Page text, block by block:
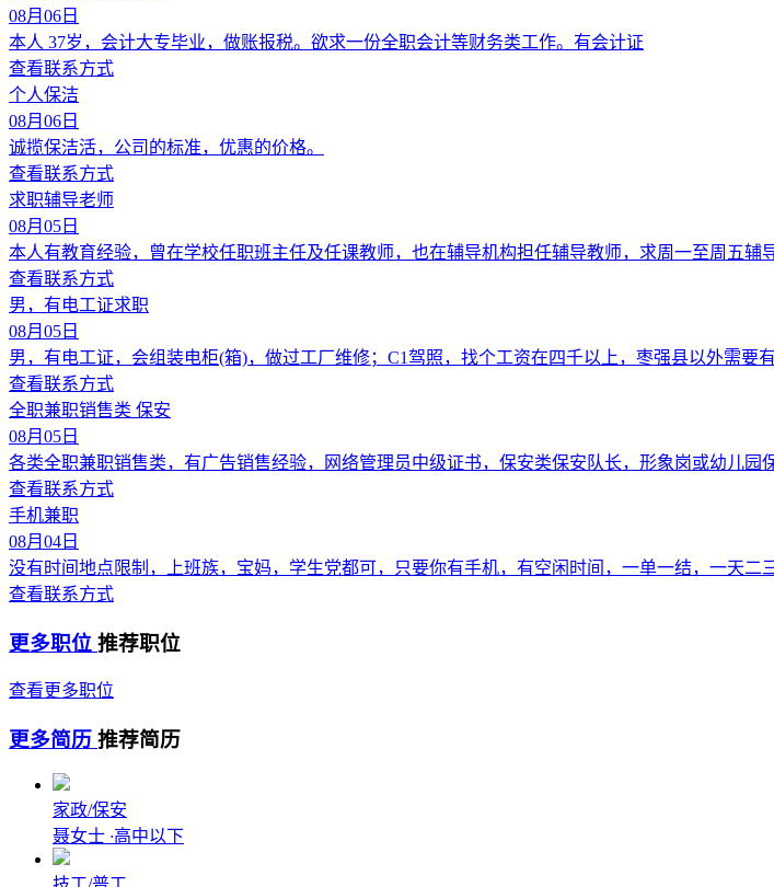
08月06日
本人 37岁，会计大专毕业，做账报税。欲求一份全职会计等财务类工作。有会计证
查看联系方式
个人保洁
08月06日
诚揽保洁活，公司的标准，优惠的价格。
查看联系方式
求职辅导老师
08月05日
本人有教育经验，曾在学校任职班主任及任课教师，也在辅导机构担任辅导教师，求周一至周五辅
查看联系方式
男，有电工证求职
08月05日
男，有电工证，会组装电柜(箱)，做过工厂维修；C1驾照，找个工资在四千以上，枣强县以外需要
查看联系方式
全职兼职销售类 保安
08月05日
各类全职兼职销售类，有广告销售经验，网络管理员中级证书，保安类保安队长，形象岗或幼儿
查看联系方式
手机兼职
08月04日
没有时间地点限制，上班族，宝妈，学生党都可，只要你有手机，有空闲时间，一单一结，一天二
查看联系方式
更多职位 推荐职位
查看更多职位
更多简历 推荐简历
家政/保安
聂女士 ·高中以下